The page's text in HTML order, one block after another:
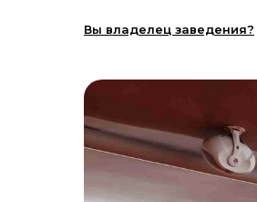
Вы владелец заведения?